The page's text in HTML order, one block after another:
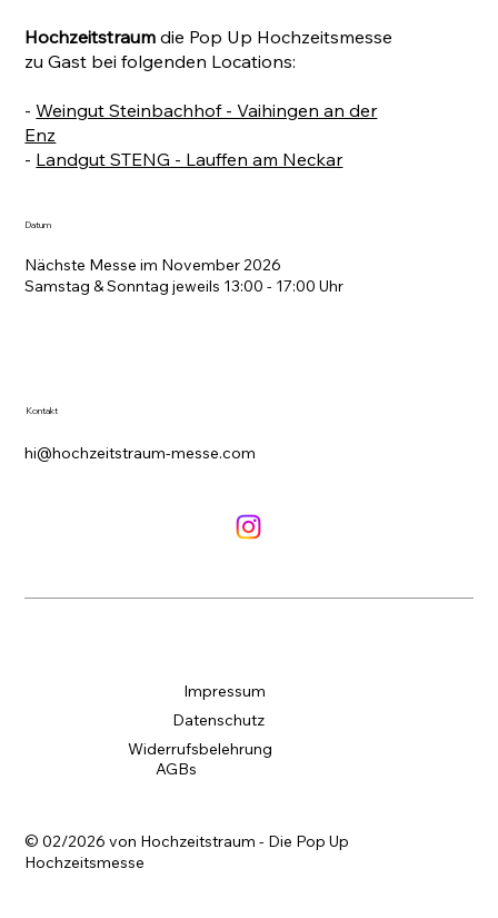
Hochzeitstraumdie Pop Up Hochzeitsmesse
zu Gast bei folgenden Locations:
-Weingut Steinbachhof - Vaihingen an der
Enz
- Landgut STENG - Lauffen am Neckar
Nächste Messe im November 2026
Samstag & Sonntag jeweils 13:00 - 17:00 Uhr
Datum
hi@hochzeitstraum-messe.com
Kontakt
Impressum
Datenschutz
Widerrufsbelehrung
AGBs
© 02/2026 von Hochzeitstraum - Die Pop Up
Hochzeitsmesse